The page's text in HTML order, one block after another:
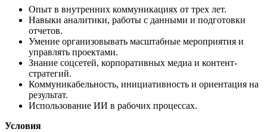
Опыт в внутренних коммуникациях от трех лет.
Навыки аналитики, работы с данными и подготовки
отчетов.
Умение организовывать масштабные мероприятия и
управлять проектами.
Знание соцсетей, корпоративных медиа и контент-
стратегий.
Коммуникабельность, инициативность и ориентация на
результат.
Использование ИИ в рабочих процессах.
Условия